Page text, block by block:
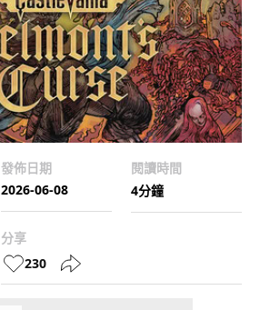
發佈日期
2026-06-08
閱讀時間
4分鐘
分享
230